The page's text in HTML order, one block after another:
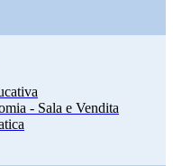
- Sala e Vendita